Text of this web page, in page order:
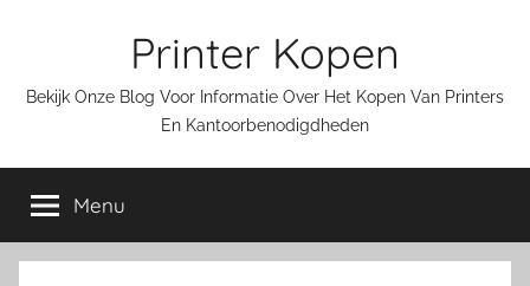
inhoud
Printer Kopen
Bekijk Onze Blog Voor Informatie Over Het Kopen Van Printers
En Kantoorbenodigdheden
Menu